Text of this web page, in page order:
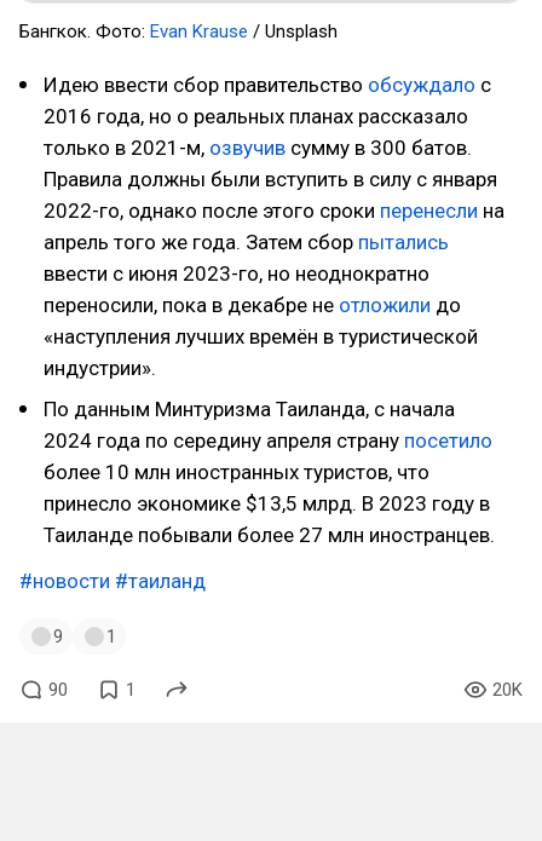
Бангкок. Фото: Evan Krause / Unsplash
Идею ввести сбор правительство обсуждало с
2016 года, но о реальных планах рассказало
только в 2021-м, озвучив сумму в 300 батов.
Правила должны были вступить в силу с января
2022-го, однако после этого сроки перенесли на
апрель того же года. Затем сбор пытались
ввести с июня 2023-го, но неоднократно
переносили, пока в декабре не отложили до
«наступления лучших времён в туристической
индустрии».
По данным Минтуризма Таиланда, с начала
2024 года по середину апреля страну посетило
более 10 млн иностранных туристов, что
принесло экономике $13,5 млрд. В 2023 году в
Таиланде побывали более 27 млн иностранцев.
#новости #таиланд
9 1
90 1 20K